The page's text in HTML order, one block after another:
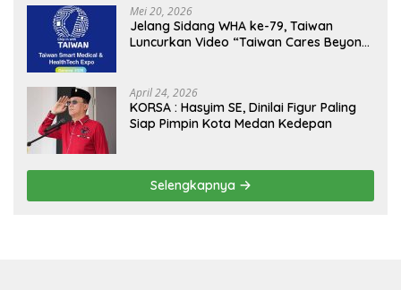
MBG, Perkuat Pengawasan Program
Pemerintah
Mei 20, 2026
Jelang Sidang WHA ke-79, Taiwan
Luncurkan Video “Taiwan Cares Beyond
April 24, 2026
KORSA : Hasyim SE, Dinilai Figur Paling
Siap Pimpin Kota Medan Kedepan
Selengkapnya